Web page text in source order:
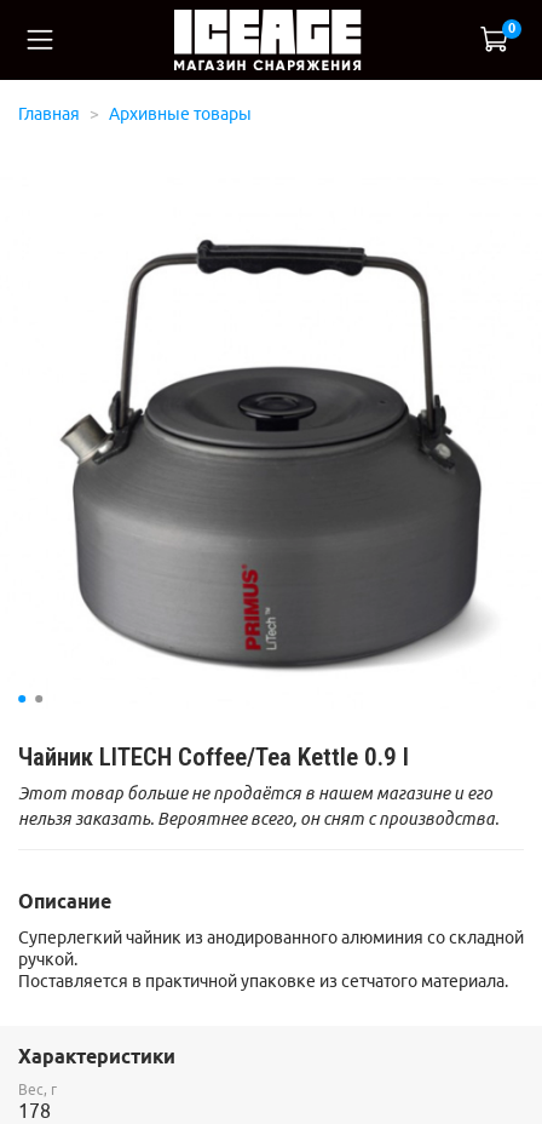
0
Главная Архивные товары
Чайник LITECH Coffee/Tea Kettle 0.9 l
Этот товар больше не продаётся в нашем магазине и его
нельзя заказать. Вероятнее всего, он снят с производства.
Описание
Суперлегкий чайник из анодированного алюминия со складной
ручкой.
Поставляется в практичной упаковке из сетчатого материала.
Характеристики
Вес, г
178